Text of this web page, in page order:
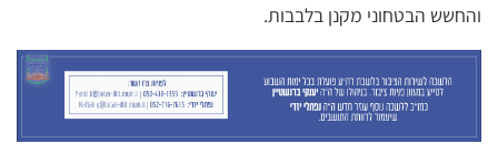
והחשש הבטחוני מקנן בלבבות.